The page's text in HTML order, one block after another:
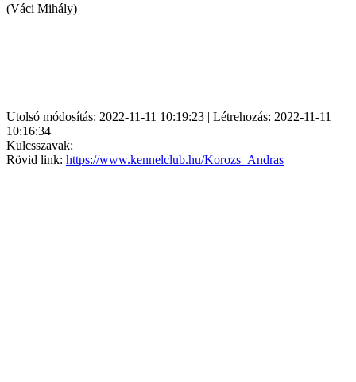
(Váci Mihály)
Utolsó módosítás: 2022-11-11 10:19:23 | Létrehozás: 2022-11-11
10:16:34
Kulcsszavak:
Rövid link: https://www.kennelclub.hu/Korozs_Andras